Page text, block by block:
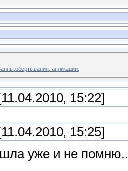
апликации.
[11.04.2010, 15:22]
[11.04.2010, 15:25]
уже и не